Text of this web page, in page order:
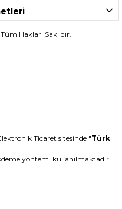
Hakları Saklıdır.
sitesinde "Türk
yöntemi kullanılmaktadır.